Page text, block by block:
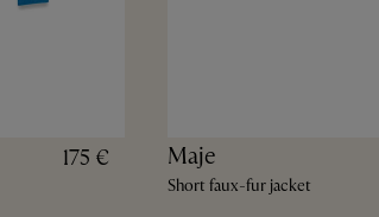
175 € Maje
Short faux-fur jacket